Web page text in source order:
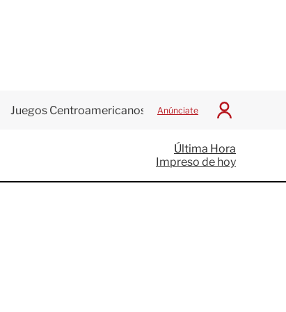
Juegos Centroamericanos Anúnciate
I
c
i
a
Última Hora
Impreso de hoy